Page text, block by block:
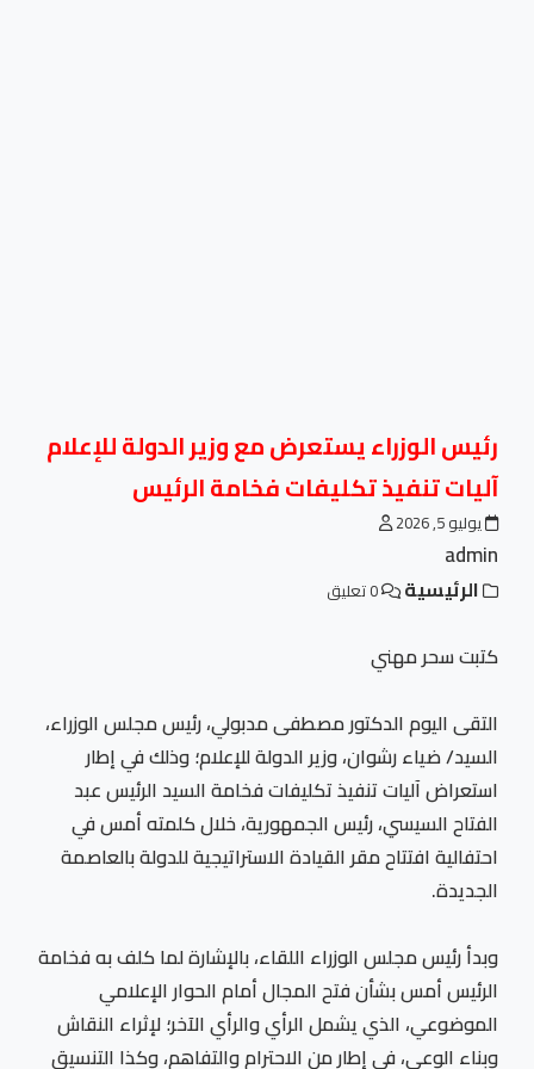
رئيس الوزراء يستعرض مع وزير الدولة للإعلام
آليات تنفيذ تكليفات فخامة الرئيس
يوليو 5, 2026
admin
الرئيسية
كتبت سحر مهني
التقى اليوم الدكتور مصطفى مدبولي، رئيس مجلس الوزراء،
السيد/ ضياء رشوان، وزير الدولة للإعلام؛ وذلك في إطار
استعراض آليات تنفيذ تكليفات فخامة السيد الرئيس عبد
الفتاح السيسي، رئيس الجمهورية، خلال كلمته أمس في
احتفالية افتتاح مقر القيادة الاستراتيجية للدولة بالعاصمة
الجديدة.
وبدأ رئيس مجلس الوزراء اللقاء، بالإشارة لما كلف به فخامة
الرئيس أمس بشأن فتح المجال أمام الحوار الإعلامي
الموضوعي، الذي يشمل الرأي والرأي الآخر؛ لإثراء النقاش
وبناء الوعي، في إطار من الاحترام والتفاهم، وكذا التنسيق